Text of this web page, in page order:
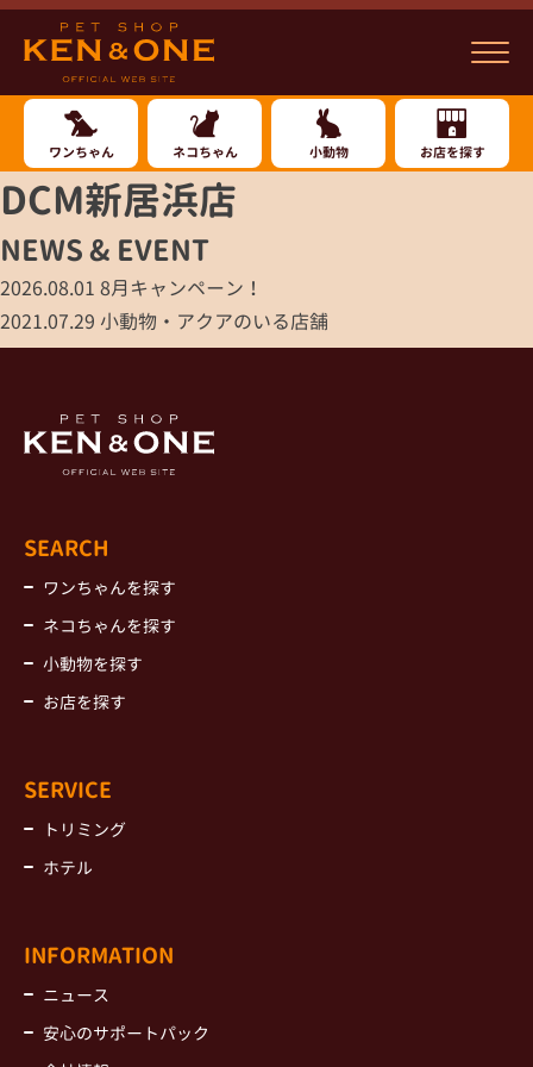
ワンちゃん ネコちゃん 小動物 お店を探す
DCM新居浜店
NEWS & EVENT
2026.08.01 8月キャンペーン！
2021.07.29 小動物・アクアのいる店舗
SEARCH
ワンちゃんを探す
ネコちゃんを探す
小動物を探す
お店を探す
SERVICE
トリミング
ホテル
INFORMATION
ニュース
安心のサポートパック